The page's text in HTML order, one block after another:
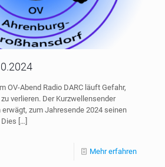
OV-Abend Radio DARC läuft Gefahr,
verlieren. Der Kurzwellensender
erwägt, zum Jahresende 2024 seinen
[…]
Mehr erfahren